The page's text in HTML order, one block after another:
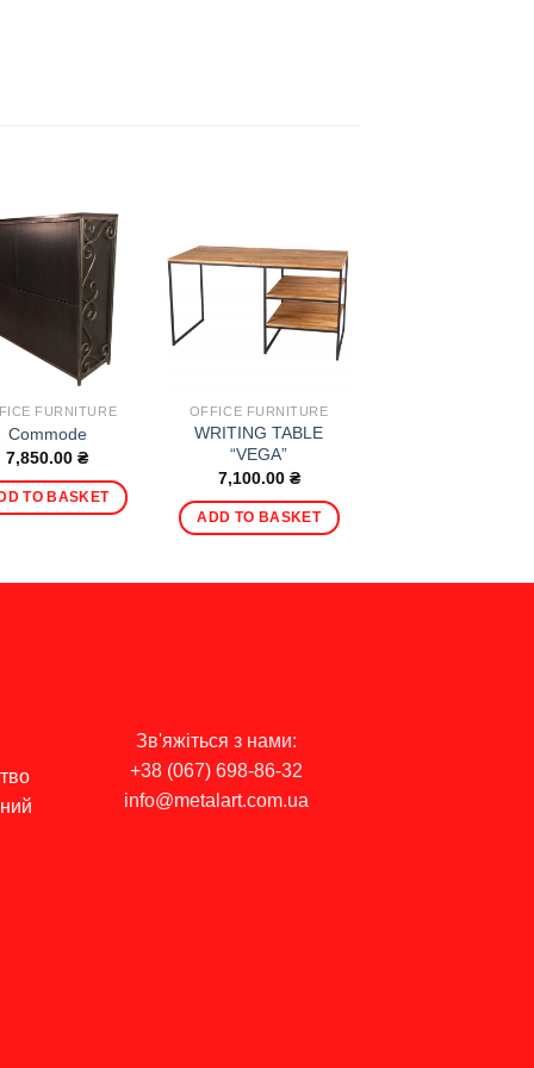
FURNITURE
Commode
7,850.00₴
TO BASKET
OFFICE FURNITURE
WRITING TABLE
“VEGA”
7,100.00 ₴
ADD TO BASKET
Зв'яжіться з нами:
+38 (067) 698-86-32
info@metalart.com.ua